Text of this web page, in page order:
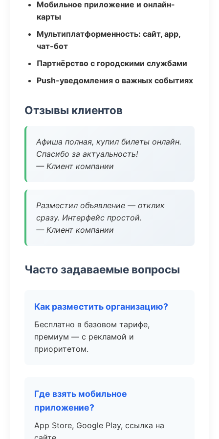
Мобильное приложение и онлайн-
карты
Мультиплатформенность: сайт, app,
чат-бот
Партнёрство с городскими службами
Push-уведомления о важных событиях
Отзывы клиентов
Афиша полная, купил билеты онлайн.
Спасибо за актуальность!
— Клиент компании
Разместил объявление — отклик
сразу. Интерфейс простой.
— Клиент компании
Часто задаваемые вопросы
Как разместить организацию?
Бесплатно в базовом тарифе,
премиум — с рекламой и
приоритетом.
Где взять мобильное
приложение?
App Store, Google Play, ссылка на